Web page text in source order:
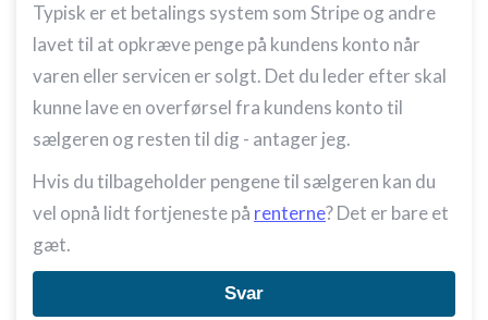
Typisk er et betalings system som Stripe og andre
lavet til at opkræve penge på kundens konto når
varen eller servicen er solgt. Det du leder efter skal
kunne lave en overførsel fra kundens konto til
sælgeren og resten til dig - antager jeg.
Hvis du tilbageholder pengene til sælgeren kan du
vel opnå lidt fortjeneste på renterne? Det er bare et
gæt.
Svar